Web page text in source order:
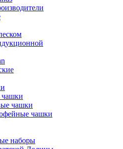
чашки
чашки
наборы